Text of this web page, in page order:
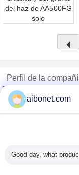
Perfil de la
China Static
proveedores
aibonet.com
Good day, what